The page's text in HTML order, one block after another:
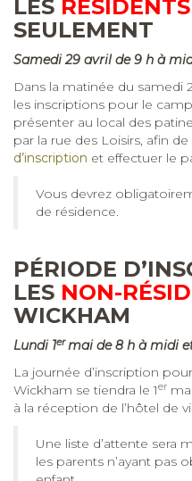
LES RÉSIDENTS
SEULEMENT
Samedi 29 avril de 9 h à
Dans la matinée du samedi
les inscriptions pour le
présenter au local des
par la rue des Loisirs, afin
d’inscription et effectuer le
Vous devrez
de résidence.
PÉRIODE
LES NON-
WICKHAM
Lundi 1ermai de 8 h à midi
La journée d’inscription
Wickham se tiendra le 1er
à la réception de l’hôtel de
Une liste d’attente sera
les parents n’ayant pas